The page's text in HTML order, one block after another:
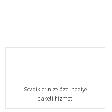
Sevdiklerinize özel hediye
paketi hizmeti